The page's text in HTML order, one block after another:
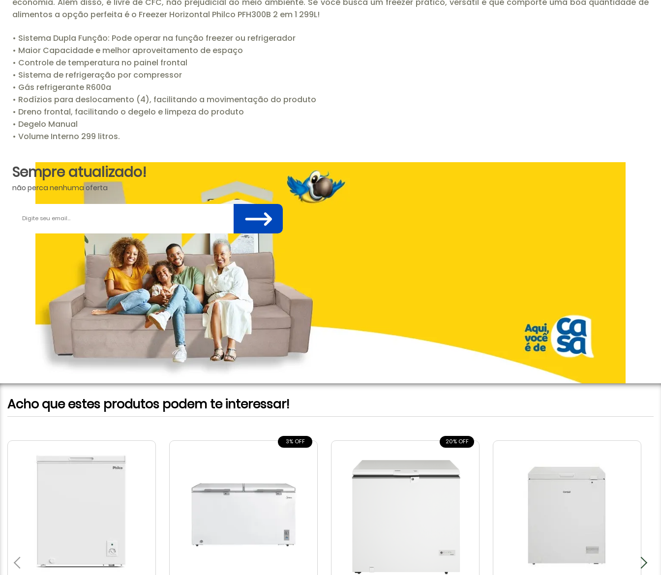
alimentos a opção perfeita é o Freezer Horizontal Philco PFH300B 2 em 1 299L!
• Sistema Dupla Função: Pode operar na função freezer ou refrigerador
• Maior Capacidade e melhor aproveitamento de espaço
• Controle de temperatura no painel frontal
• Sistema de refrigeração por compressor
• Gás refrigerante R600a
• Rodízios para deslocamento (4), facilitando a movimentação do produto
• Dreno frontal, facilitando o degelo e limpeza do produto
• Degelo Manual
• Volume Interno 299 litros.
Sempre atualizado!
não perca nenhuma oferta
Acho que estes produtos podem te interessar!
3% OFF 20% OFF